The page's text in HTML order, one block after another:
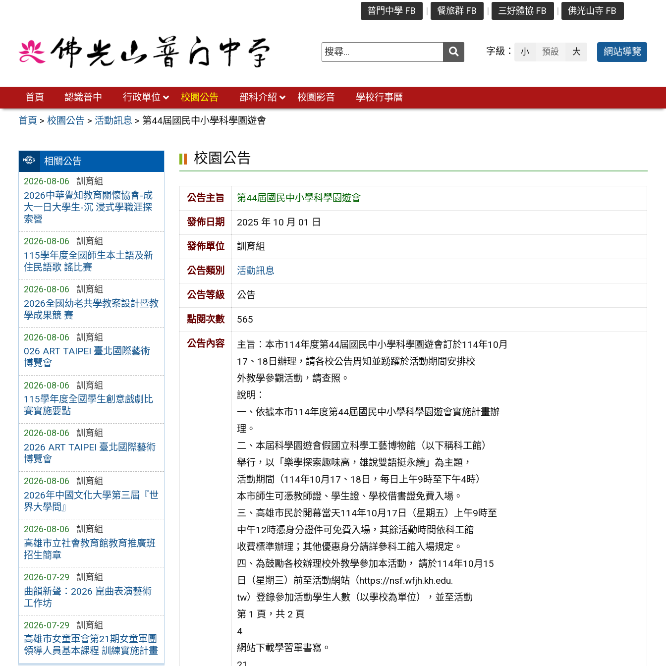
普門中學 FB 餐旅群 FB 三好體協 FB 佛光山寺 FB
送出 字級： 小 預設 大 網站導覽
首頁 認識普中 行政單位 校園公告 部科介紹 校園影音 學校行事曆
首頁 >校園公告 > 活動訊息 > 第44屆國民中小學科學園遊會
相關公告
2026-08-06 訓育組
2026中華覺知教育關懷協會-成
大一日大學生-沉 浸式學職涯探
索營
2026-08-06 訓育組
115學年度全國師生本土語及新
住民語歌 謠比賽
2026-08-06 訓育組
2026全國幼老共學教案設計暨教
學成果競 賽
2026-08-06 訓育組
026 ART TAIPEI 臺北國際藝術
博覽會
2026-08-06 訓育組
115學年度全國學生創意戲劇比
賽實施要點
2026-08-06 訓育組
2026 ART TAIPEI 臺北國際藝術
博覽會
2026-08-06 訓育組
2026年中國文化大學第三屆『世
界大學問』
2026-08-06 訓育組
高雄市立社會教育館教育推廣班
招生簡章
2026-07-29 訓育組
曲韻新聲：2026 崑曲表演藝術
工作坊
2026-07-29 訓育組
高雄市女童軍會第21期女童軍團
領導人員基本課程 訓練實施計畫
校園公告
公告主旨 第44屆國民中小學科學園遊會
發佈日期 2025 年 10 月 01 日
發佈單位 訓育組
公告類別 活動訊息
公告等級 公告
點閱次數 565
公告內容
主旨：本市114年度第44屆國民中小學科學園遊會訂於114年10月
17、18日辦理，請各校公告周知並踴躍於活動期間安排校
外教學參觀活動，請查照。
說明：
一、依據本市114年度第44屆國民中小學科學園遊會實施計畫辦
理。
二、本屆科學園遊會假國立科學工藝博物館（以下稱科工館）
舉行，以「樂學探索趣味高，雄說雙語挺永續」為主題，
活動期間（114年10月17、18日，每日上午9時至下午4時）
本市師生可憑教師證、學生證、學校借書證免費入場。
三、高雄市民於開幕當天114年10月17日（星期五）上午9時至
中午12時憑身分證件可免費入場，其餘活動時間依科工館
收費標準辦理；其他優惠身分請詳參科工館入場規定。
四、為鼓勵各校辦理校外教學參加本活動， 請於114年10月15
日（星期三）前至活動網站（https://nsf.wfjh.kh.edu.
tw）登錄參加活動學生人數（以學校為單位），並至活動
第 1 頁，共 2 頁
4
網站下載學習單書寫。